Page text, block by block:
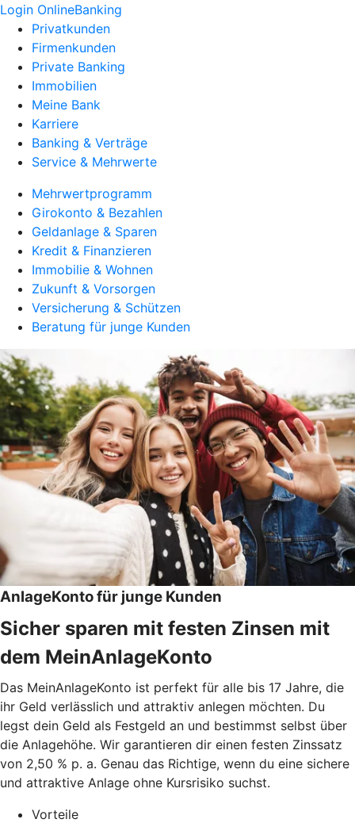
Login OnlineBanking
Privatkunden
Firmenkunden
Private Banking
Immobilien
Meine Bank
Karriere
Banking & Verträge
Service & Mehrwerte
Mehrwertprogramm
Girokonto & Bezahlen
Geldanlage & Sparen
Kredit & Finanzieren
Immobilie & Wohnen
Zukunft & Vorsorgen
Versicherung & Schützen
Beratung für junge Kunden
AnlageKonto für junge Kunden
Sicher sparen mit festen Zinsen mit
dem MeinAnlageKonto
Das MeinAnlageKonto ist perfekt für alle bis 17 Jahre, die
ihr Geld verlässlich und attraktiv anlegen möchten. Du
legst dein Geld als Festgeld an und bestimmst selbst über
die Anlagehöhe. Wir garantieren dir einen festen Zinssatz
von 2,50 % p. a. Genau das Richtige, wenn du eine sichere
und attraktive Anlage ohne Kursrisiko suchst.
Vorteile